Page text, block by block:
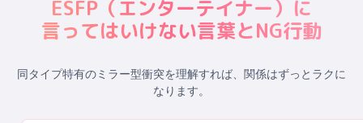
ESFP （エンターテイナー）に
言ってはいけない言葉とNG行動
同タイプ特有のミラー型衝突を理解すれば、関係はずっとラクに
なります。